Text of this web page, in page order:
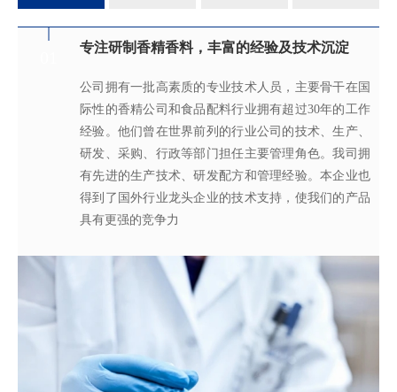
专注研制香精香料，丰富的经验及技术沉淀
公司拥有一批高素质的专业技术人员，主要骨干在国
际性的香精公司和食品配料行业拥有超过30年的工作
经验。他们曾在世界前列的行业公司的技术、生产、
研发、采购、行政等部门担任主要管理角色。我司拥
有先进的生产技术、研发配方和管理经验。本企业也
得到了国外行业龙头企业的技术支持，使我们的产品
具有更强的竞争力
满足客户不同的调香需求
拥有独立的香精香料技术研发实验室和生产车间，可
为客户提供适合、满意，高性价比的高品质香精。
完善的质量管理体系
从2005年起，公司就建立了国际认可的ISO9001：
2015质量管理体系及ISO22000：2018 食品安全管理体
系，为所有产品质量稳定性及食用安全性保驾护航。
真心酿香味 芬芳传五洲
轩宇的应用及技术服务中心，汇聚了多位优秀的技术
工程师从事香精香料在各类产品中的开发应用，能高
效地针对客户需求打造不同产品，满 足客户对提高其
产品质量以及缩短交货期的需求。